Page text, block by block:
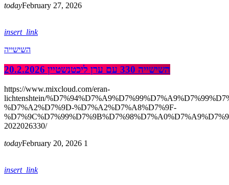
todayFebruary 27, 2026
insert_link
השישייה
השישייה 330 עם ערן ליכטנשטיין 20.2.2026
https://www.mixcloud.com/eran-
lichtenshtein/
%D7%A2%D7%9D-%D7%A2%D7%A8%D7%9F-
2022026330/
todayFebruary 20, 2026 1
insert_link